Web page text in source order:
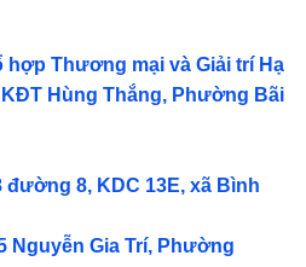
hợp Thương mại và Giải trí Hạ
KĐT Hùng Thắng, Phường Bãi
đường 8, KDC 13E, xã Bình
Nguyễn Gia Trí, Phường